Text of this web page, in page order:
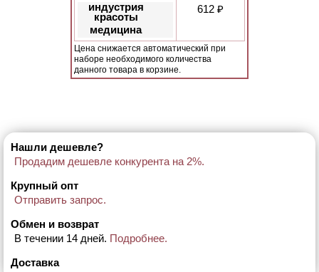
индустрия
красоты
медицина
612 ₽
Цена снижается автоматический при
наборе необходимого количества
данного товара в корзине.
Нашли дешевле?
Продадим дешевле конкурента на 2%.
Крупный опт
Отправить запрос.
Обмен и возврат
В течении 14 дней. Подробнее.
Доставка